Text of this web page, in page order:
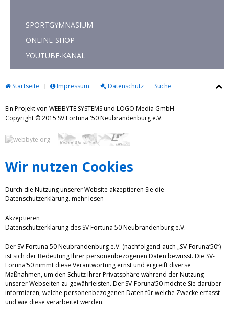
SPORTGYMNASIUM
ONLINE-SHOP
YOUTUBE-KANAL
Startseite Impressum Datenschutz Suche
Ein Projekt von WEBBYTE SYSTEMS und LOGO Media GmbH
Copyright © 2015 SV Fortuna '50 Neubrandenburg e.V.
Wir nutzen Cookies
Durch die Nutzung unserer Website akzeptieren Sie die
Datenschutzerklärung. mehr lesen
Akzeptieren
Datenschutzerklärung des SV Fortuna 50 Neubrandenburg e.V.
Der SV Fortuna 50 Neubrandenburg e.V. (nachfolgend auch „SV-Foruna‘50“)
ist sich der Bedeutung Ihrer personenbezogenen Daten bewusst. Die SV-
Foruna’50 nimmt diese Verantwortung ernst und ergreift diverse
Maßnahmen, um den Schutz Ihrer Privatsphäre während der Nutzung
unserer Webseiten zu gewährleisten. Der SV-Foruna’50 möchte Sie darüber
informieren, welche personenbezogenen Daten für welche Zwecke erfasst
und wie diese verarbeitet werden.